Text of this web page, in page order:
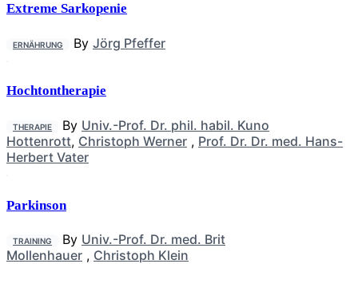
Extreme Sarkopenie
ERNÄHRUNG By Jörg Pfeffer
Hochtontherapie
THERAPIE By Univ.-Prof. Dr. phil. habil. Kuno
Hottenrott, Christoph Werner , Prof. Dr. Dr. med. Hans-
Herbert Vater
Parkinson
TRAINING By Univ.-Prof. Dr. med. Brit
Mollenhauer , Christoph Klein